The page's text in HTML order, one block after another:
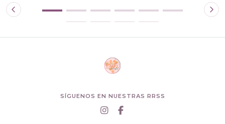
SÍGUENOS EN NUESTRAS RRSS